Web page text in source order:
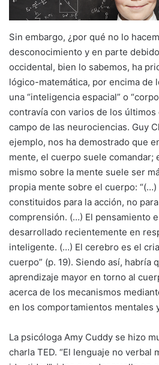
Sin embargo, ¿por qué no lo
desconocimiento y en parte
occidental, bien lo sabemos, ha
lógico-matemática, por encima de
una “inteligencia espacial” o
contravía con varios de los
campo de las neurociencias. Guy
ejemplo, nos ha demostrado que
mente, el cuerpo suele comandar;
mismo sobre la mente suele ser
propia mente sobre el cuerpo:
constituidos para la acción, no
comprensión. (…) El pensamiento
desarrollado recientemente en
inteligente. (…) El cerebro es el
cuerpo” (p. 19). Siendo así, habría
aprendizaje mayor en torno al
acerca de los mecanismos
en los comportamientos mentales
La psicóloga Amy Cuddy se hizo
charla TED. “El lenguaje no verbal